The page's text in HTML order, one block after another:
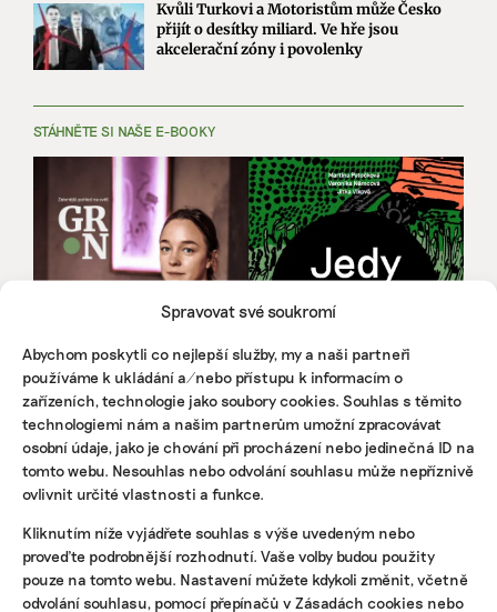
Spravovat své soukromí
Abychom poskytli co nejlepší služby, my a naši partneři
používáme k ukládání a/nebo přístupu k informacím o
zařízeních, technologie jako soubory cookies. Souhlas s těmito
technologiemi nám a našim partnerům umožní zpracovávat
osobní údaje, jako je chování při procházení nebo jedinečná ID na
tomto webu. Nesouhlas nebo odvolání souhlasu může nepříznivě
ovlivnit určité vlastnosti a funkce.
Kliknutím níže vyjádřete souhlas s výše uvedeným nebo
proveďte podrobnější rozhodnutí. Vaše volby budou použity
pouze na tomto webu. Nastavení můžete kdykoli změnit, včetně
odvolání souhlasu, pomocí přepínačů v Zásadách cookies nebo
Kvůli Turkovi a Motoristům může Česko
přijít o desítky miliard. Ve hře jsou
akcelerační zóny i povolenky
STÁHNĚTE SI NAŠE E-BOOKY
KOMERČNÍ SDĚLENÍ
Udržitelnost, umění i komunitní sdílení.
Festival Týká se to také tebe v Uherském
Hradišti startuje tento týden